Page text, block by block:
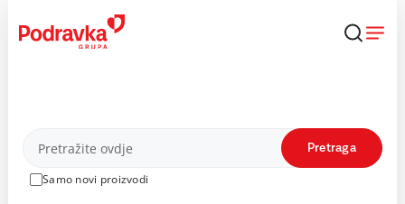
content
Proizvodi
Samo novi proizvodi
Pretraga